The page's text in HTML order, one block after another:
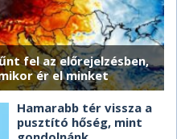
fel az előrejelzésben,
ér el minket
Hamarabb tér vissza a
pusztító hőség, mint